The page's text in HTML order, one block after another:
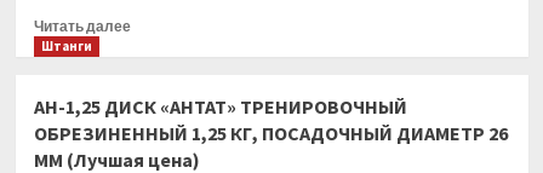
ММ
(Лучшая
Читать далееПрочитать
ДИСК
«АНТАТ»
ТРЕНИРОВОЧНЫЙ
Штанги
АН-1,25 ДИСК «АНТАТ» ТРЕНИРОВОЧНЫЙ
ОБРЕЗИНЕННЫЙ 1,25 КГ, ПОСАДОЧНЫЙ ДИАМЕТР 26
ММ (Лучшая цена)